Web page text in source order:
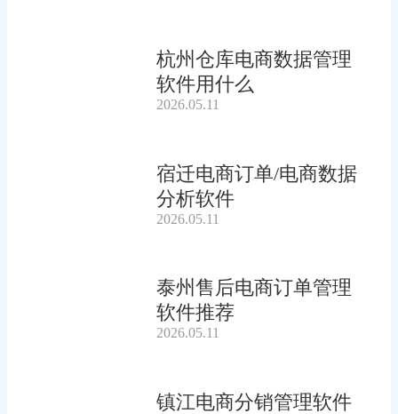
杭州仓库电商数据管理
软件用什么
2026.05.11
宿迁电商订单/电商数据
分析软件
2026.05.11
泰州售后电商订单管理
软件推荐
2026.05.11
镇江电商分销管理软件